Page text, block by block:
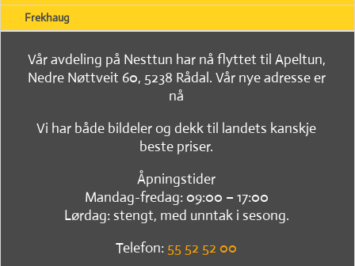
Frekhaug
Vår avdeling på Nesttun har nå flyttet til Apeltun,
Nedre Nøttveit 60, 5238 Rådal. Vår nye adresse er
nå
Vi har både bildeler og dekk til landets kanskje
beste priser.
Åpningstider
Mandag-fredag: 09:00 – 17:00
Lørdag: stengt, med unntak i sesong.
Telefon: 55 52 52 00